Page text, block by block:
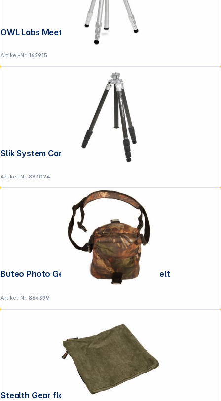
OWL Labs Meeting OWL 3 und 4+ Tripod
Artikel-Nr.:162915
Slik System Carbon 74
Artikel-Nr.:883024
Buteo Photo Gear Bean Bag 1 Saddle & Belt
Artikel-Nr.:866399
Stealth Gear flacher Bohnensack